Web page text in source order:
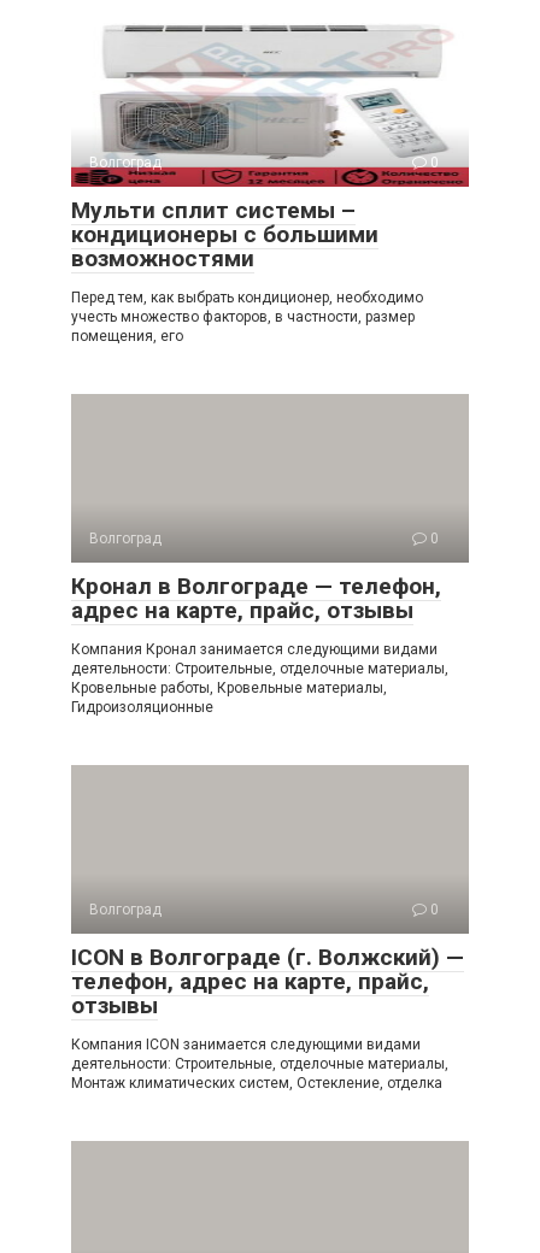
Волгоград 0
Мульти сплит системы –
кондиционеры с большими
возможностями
Перед тем, как выбрать кондиционер, необходимо
учесть множество факторов, в частности, размер
помещения, его
Волгоград 0
Кронал в Волгограде — телефон,
адрес на карте, прайс, отзывы
Компания Кронал занимается следующими видами
деятельности: Строительные, отделочные материалы,
Кровельные работы, Кровельные материалы,
Гидроизоляционные
Волгоград 0
ICON в Волгограде (г. Волжский) —
телефон, адрес на карте, прайс,
отзывы
Компания ICON занимается следующими видами
деятельности: Строительные, отделочные материалы,
Монтаж климатических систем, Остекление, отделка